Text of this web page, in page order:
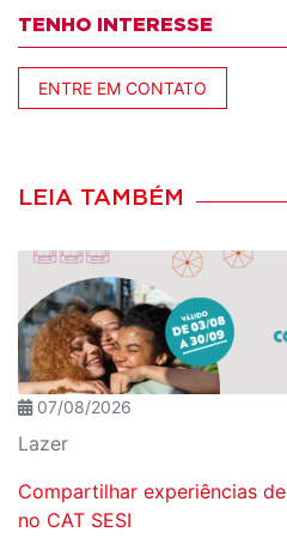
TENHO INTERESSE
ENTRE EM CONTATO
LEIA TAMBÉM
07/08/2026
Lazer
Compartilhar experiências
no CAT SESI